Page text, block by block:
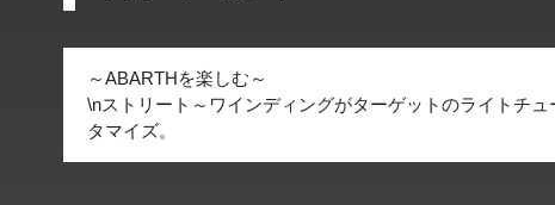
～ABARTHを楽しむ～
\nストリート～ワインディングがターゲットのライトチ
タマイズ。